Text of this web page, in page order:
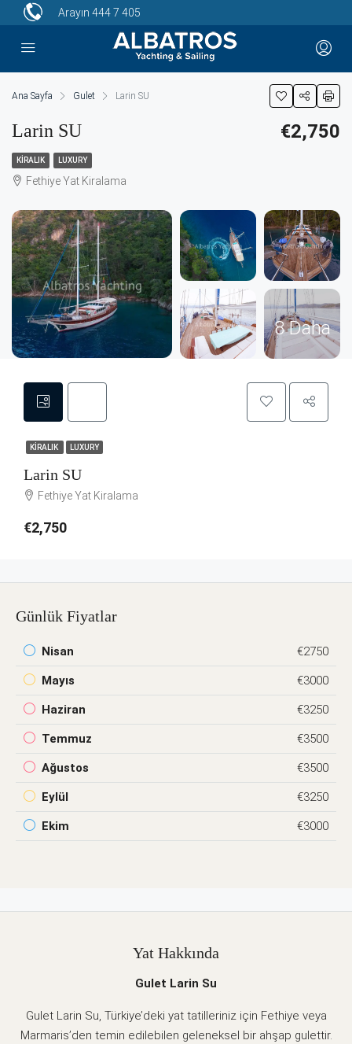
Arayın 444 7 405
Ana Sayfa Gulet Larin SU
Larin SU €2,750
KIRALIK LUXURY
Fethiye Yat Kiralama
8 Daha
KIRALIK LUXURY
Larin SU
Fethiye Yat Kiralama
€2,750
Günlük Fiyatlar
Nisan €2750
Mayıs €3000
Haziran €3250
Temmuz €3500
Ağustos €3500
Eylül €3250
Ekim €3000
Yat Hakkında
Gulet Larin Su
Gulet Larin Su, Türkiye’deki yat tatilleriniz için Fethiye veya
Marmaris’den temin edilebilen geleneksel bir ahşap gulettir.